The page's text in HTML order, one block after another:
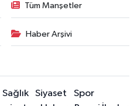
Tüm Manşetler
Haber Arşivi
Sağlık Siyaset
Spor